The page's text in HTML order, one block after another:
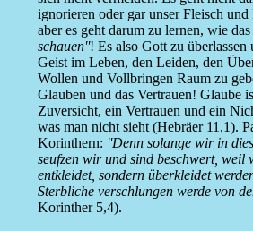
ignorieren oder gar unser Fleisch und
aber es geht darum zu lernen, wie
schauen''! Es also Gott zu überlassen
Geist im Leben, den Leiden, den
Wollen und Vollbringen Raum zu
Glauben und das Vertrauen! Glaube
Zuversicht, ein Vertrauen und ein
was man nicht sieht (Hebräer 11,1).
Korinthern: ''Denn solange wir in
seufzen wir und sind beschwert, weil
entkleidet, sondern überkleidet
Sterbliche verschlungen werde von
Korinther 5,4).